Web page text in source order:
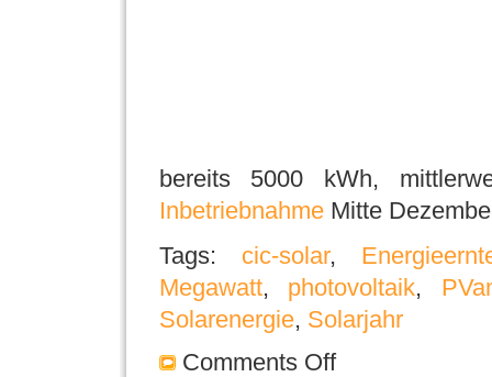
bereits 5000 kWh,
InbetriebnahmeMitte
Tags: cic-solar,
Megawatt, photovoltaik,
Solarenergie, Solarjahr
Comments Off